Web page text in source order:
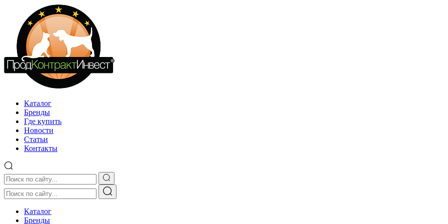
Каталог
Бренды
Где купить
Новости
Статьи
Контакты
Каталог
Бренды